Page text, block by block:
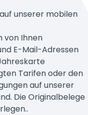
unserer mobilen
von Ihnen
E-Mail-Adressen
Tarifen oder den
auf unserer
Die Originalbelege